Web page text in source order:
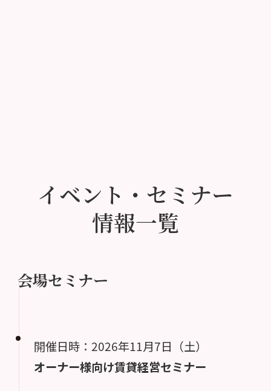
イベント・セミナー
情報一覧
会場セミナー
開催日時：2026年11月7日（土）
オーナー様向け賃貸経営セミナー